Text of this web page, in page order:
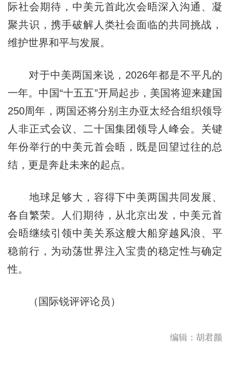
际社会期待，中美元首此次会晤深入沟通、凝
聚共识，携手破解人类社会面临的共同挑战，
维护世界和平与发展。
对于中美两国来说，2026年都是不平凡的
一年。中国“十五五”开局起步，美国将迎来建国
250周年，两国还将分别主办亚太经合组织领导
人非正式会议、二十国集团领导人峰会。关键
年份举行的中美元首会晤，既是回望过往的总
结，更是奔赴未来的起点。
地球足够大，容得下中美两国共同发展、
各自繁荣。人们期待，从北京出发，中美元首
会晤继续引领中美关系这艘大船穿越风浪、平
稳前行，为动荡世界注入宝贵的稳定性与确定
性。
（国际锐评评论员）
编辑：胡君颜